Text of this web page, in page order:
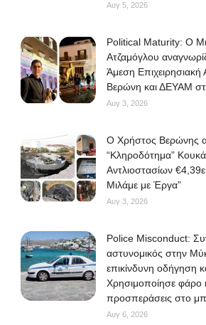
Αυγ 5, 2026
Political Maturity: Ο
Ατζαμόγλου
Άμεση Επιχειρησιακή
Βερώνη και ΔΕΥΑΜ
Αυγ 3, 2026
O Χρήστος Βερώνης
“Κληροδότημα”
Αντλιοστασίων
Μιλάμε με Έργα”
Αυγ 3, 2026
Police Misconduct:
αστυνομικός στην
επικίνδυνη οδήγηση
Χρησιμοποίησε φάρο
προσπεράσεις στο
Αυγ 6, 2026